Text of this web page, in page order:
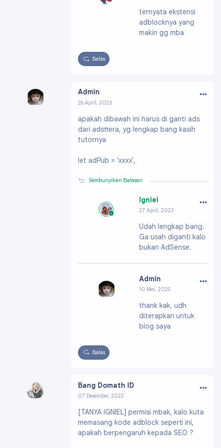
w.blogger.com/pro
file/175079006137
71230339
ternyata ekstensi
adblocknya yang
makin gg mba
Balas
Admin
26 April, 2023
1423623505208480
…
apakah dibawah ini harus di ganti ads
dari adsttera, yg lengkap bang kasih
tutornya
let adPub = 'xxxx',
Sembunyikan Balasan
Igniel
27 April, 2023
w.blogger.com/pro
file/091991703796
61896200
…
Udah lengkap bang.
Ga usah diganti kalo
bukan AdSense.
Admin
10 Mei, 2025
w.blogger.com/pro
file/087314236235
…
thank kak, udh
diterapkan untuk
blog saya
Balas
Bang Domath ID
07 Desember, 2022
2264222190095363
…
[TANYA IGNIEL] permisi mbak, kalo kuta
memasang kode adblock seperti ini,
apakah berpengaruh kepada SEO ?